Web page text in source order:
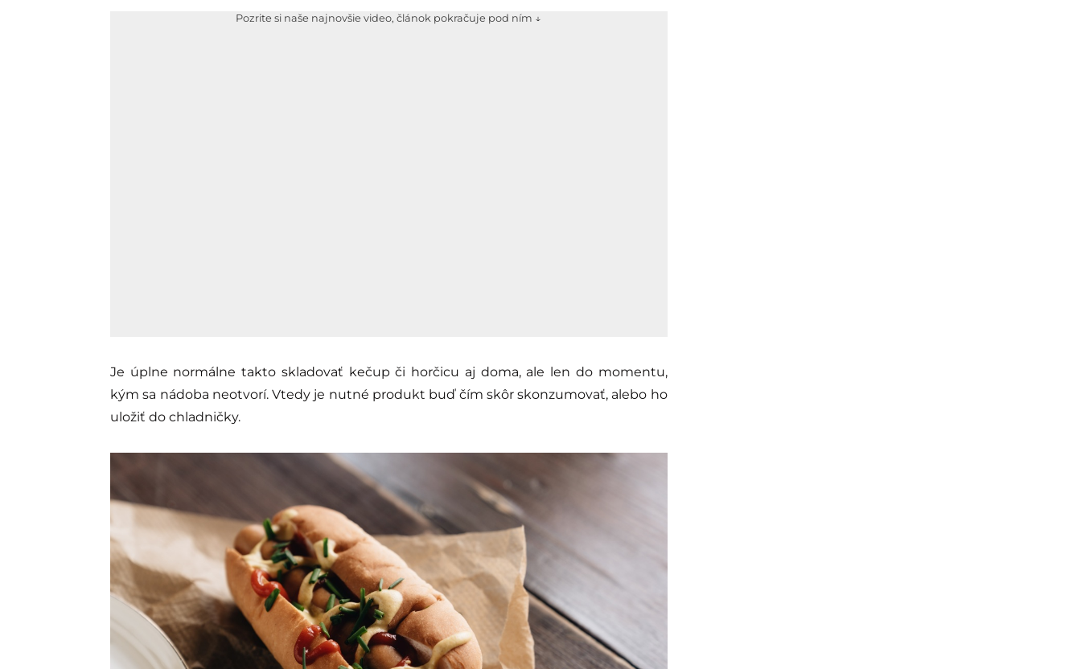
Pozrite si naše najnovšie video, článok pokračuje pod ním ↓
Je úplne normálne takto skladovať kečup či horčicu aj doma, ale len do momentu,
kým sa nádoba neotvorí. Vtedy je nutné produkt buď čím skôr skonzumovať, alebo ho
uložiť do chladničky.